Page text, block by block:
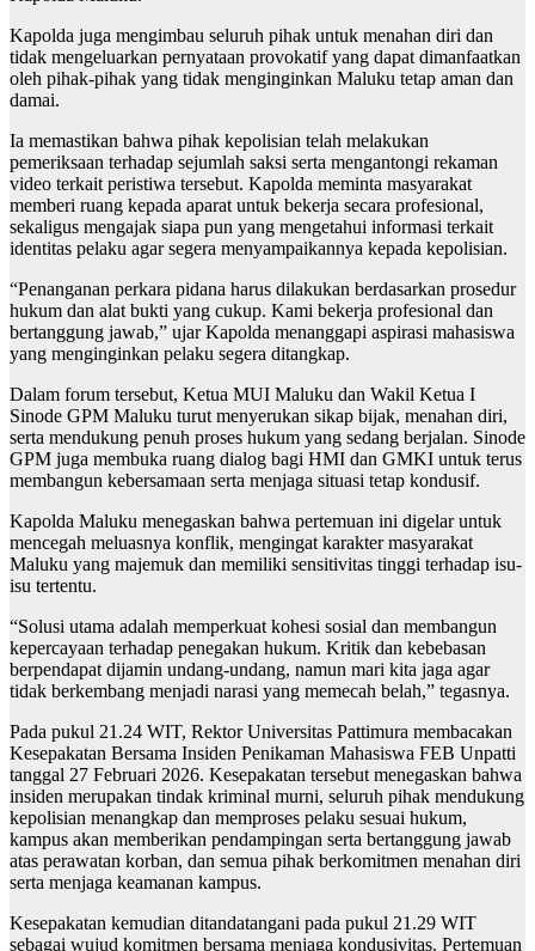
Kapolda juga mengimbau seluruh pihak untuk menahan diri dan
tidak mengeluarkan pernyataan provokatif yang dapat dimanfaatkan
oleh pihak-pihak yang tidak menginginkan Maluku tetap aman dan
damai.
Ia memastikan bahwa pihak kepolisian telah melakukan
pemeriksaan terhadap sejumlah saksi serta mengantongi rekaman
video terkait peristiwa tersebut. Kapolda meminta masyarakat
memberi ruang kepada aparat untuk bekerja secara profesional,
sekaligus mengajak siapa pun yang mengetahui informasi terkait
identitas pelaku agar segera menyampaikannya kepada kepolisian.
“Penanganan perkara pidana harus dilakukan berdasarkan prosedur
hukum dan alat bukti yang cukup. Kami bekerja profesional dan
bertanggung jawab,” ujar Kapolda menanggapi aspirasi mahasiswa
yang menginginkan pelaku segera ditangkap.
Dalam forum tersebut, Ketua MUI Maluku dan Wakil Ketua I
Sinode GPM Maluku turut menyerukan sikap bijak, menahan diri,
serta mendukung penuh proses hukum yang sedang berjalan. Sinode
GPM juga membuka ruang dialog bagi HMI dan GMKI untuk terus
membangun kebersamaan serta menjaga situasi tetap kondusif.
Kapolda Maluku menegaskan bahwa pertemuan ini digelar untuk
mencegah meluasnya konflik, mengingat karakter masyarakat
Maluku yang majemuk dan memiliki sensitivitas tinggi terhadap isu-
isu tertentu.
“Solusi utama adalah memperkuat kohesi sosial dan membangun
kepercayaan terhadap penegakan hukum. Kritik dan kebebasan
berpendapat dijamin undang-undang, namun mari kita jaga agar
tidak berkembang menjadi narasi yang memecah belah,” tegasnya.
Pada pukul 21.24 WIT, Rektor Universitas Pattimura membacakan
Kesepakatan Bersama Insiden Penikaman Mahasiswa FEB Unpatti
tanggal 27 Februari 2026. Kesepakatan tersebut menegaskan bahwa
insiden merupakan tindak kriminal murni, seluruh pihak mendukung
kepolisian menangkap dan memproses pelaku sesuai hukum,
kampus akan memberikan pendampingan serta bertanggung jawab
atas perawatan korban, dan semua pihak berkomitmen menahan diri
serta menjaga keamanan kampus.
Kesepakatan kemudian ditandatangani pada pukul 21.29 WIT
sebagai wujud komitmen bersama menjaga kondusivitas. Pertemuan